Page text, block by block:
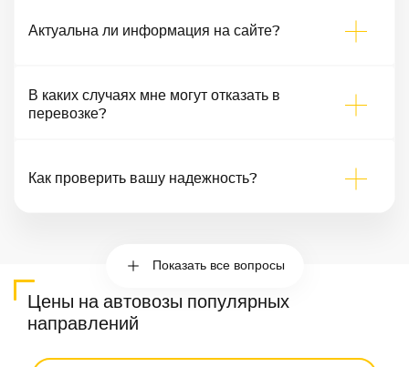
Актуальна ли информация на сайте?
В каких случаях мне могут отказать в
перевозке?
Как проверить вашу надежность?
Показать все вопросы
Цены на автовозы популярных
направлений